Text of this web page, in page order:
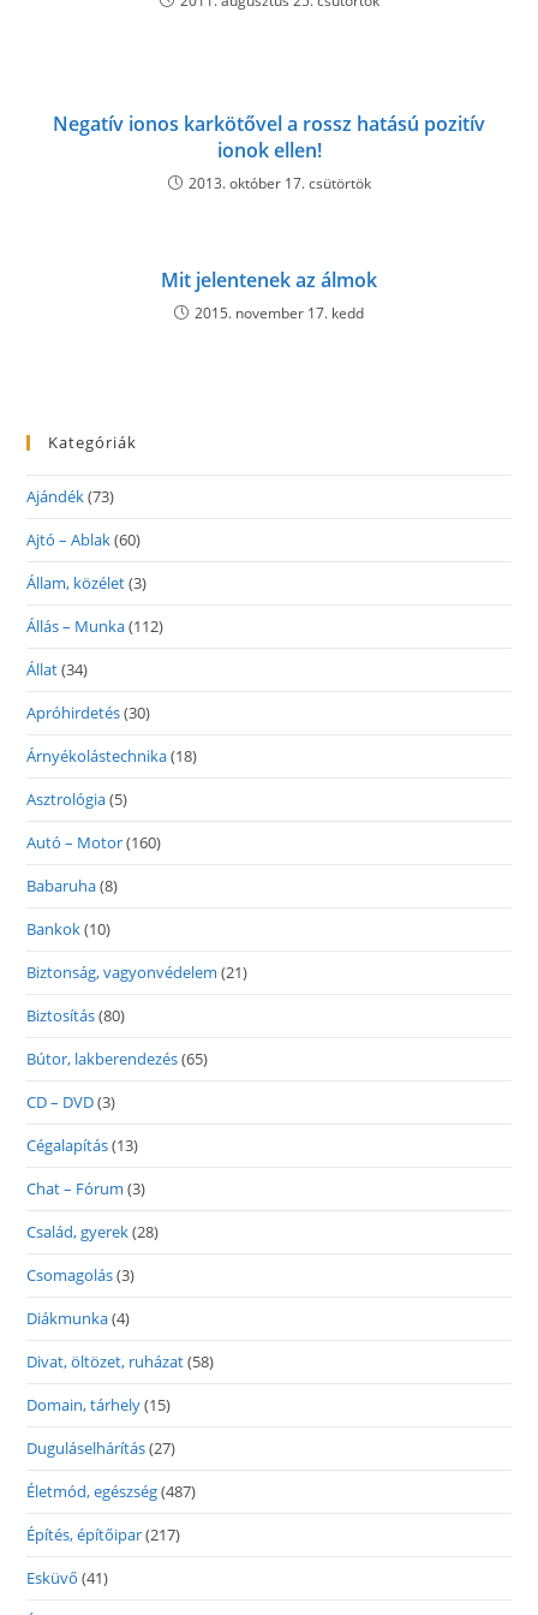
Negatív ionos karkötővel a rossz hatású pozitív
ionok ellen!
2013. október 17. csütörtök
Mit jelentenek az álmok
2015. november 17. kedd
Kategóriák
Ajándék(73)
Ajtó – Ablak(60)
Állam, közélet(3)
Állás – Munka(112)
Állat(34)
Apróhirdetés(30)
Árnyékolástechnika(18)
Asztrológia(5)
Autó – Motor(160)
Babaruha(8)
Bankok(10)
Biztonság, vagyonvédelem (21)
Biztosítás(80)
Bútor, lakberendezés(65)
CD – DVD(3)
Cégalapítás(13)
Chat – Fórum (3)
Család, gyerek(28)
Csomagolás(3)
Diákmunka(4)
Divat, öltözet, ruházat(58)
Domain, tárhely(15)
Duguláselhárítás(27)
Életmód, egészség(487)
Építés, építőipar(217)
Esküvő (41)